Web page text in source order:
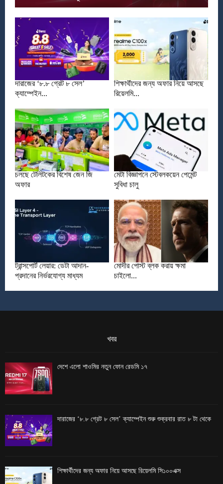
দারাজের ‘৮.৮ গ্রেট ৮ সেল’
ক্যাম্পেইন...
শিক্ষার্থীদের জন্য অফার নিয়ে আসছে
রিয়েলমি...
চলছে টেলিটকের বিশেষ জেন জি
অফার
মেটা বিজ্ঞাপনে স্টেবলকয়েন পেমেন্ট
সুবিধা চালু
ট্রান্সপোর্ট লেয়ার: ডেটা আদান-
প্রদানের নির্ভরযোগ্য মাধ্যম
মোদীর পোস্ট ব্লক করায় ক্ষমা
চাইলো...
খবর
দেশে এলো শাওমির নতুন ফোন রেডমি ১৭
দারাজের ‘৮.৮ গ্রেট ৮ সেল’ ক্যাম্পেইন শুরু শুক্রবার রাত ৮ টা থেকে
শিক্ষার্থীদের জন্য অফার নিয়ে আসছে রিয়েলমি সি১০০এক্স